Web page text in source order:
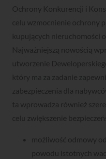
Ochrony Konkurencji i
celu wzmocnienie ochrony
kupujących nieruchomości
Najważniejszą nowością
utworzenie
który ma za zadanie
zabezpieczenia dla
ta wprowadza również
celu zwiększenie
możliwość odmowy
powodu istotnych wad;